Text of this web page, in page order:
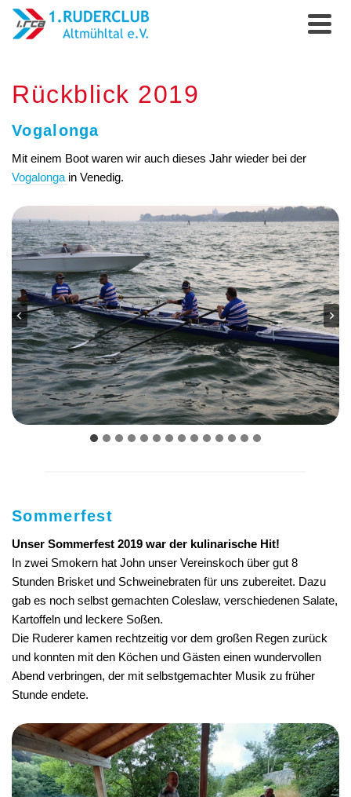
Rückblick 2019
Vogalonga
Mit einem Boot waren wir auch dieses Jahr wieder bei der
Vogalonga in Venedig.
Sommerfest
Unser Sommerfest 2019 war der kulinarische Hit!
In zwei Smokern hat John unser Vereinskoch über gut 8
Stunden Brisket und Schweinebraten für uns zubereitet. Dazu
gab es noch selbst gemachten Coleslaw, verschiedenen Salate,
Kartoffeln und leckere Soßen.
Die Ruderer kamen rechtzeitig vor dem großen Regen zurück
und konnten mit den Köchen und Gästen einen wundervollen
Abend verbringen, der mit selbstgemachter Musik zu früher
Stunde endete.